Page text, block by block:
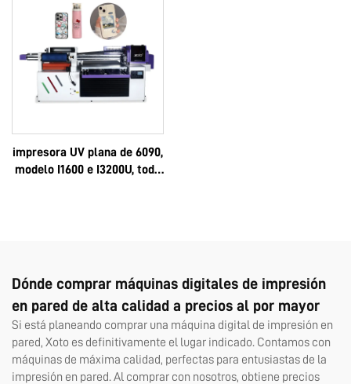
impresora UV plana de 6090,
modelo I1600 e I3200U, todo
Dónde comprar máquinas digitales de impresión
en pared de alta calidad a precios al por mayor
Si está planeando comprar una máquina digital de impresión en
pared, Xoto es definitivamente el lugar indicado. Contamos con
máquinas de máxima calidad, perfectas para entusiastas de la
impresión en pared. Al comprar con nosotros, obtiene precios